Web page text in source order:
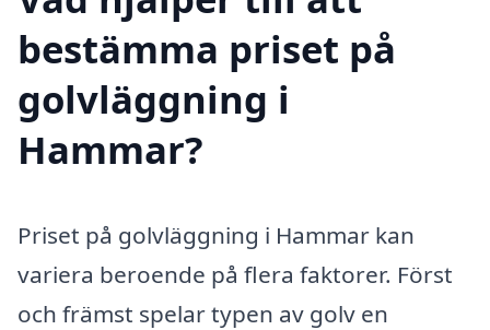
bestämma priset på
golvläggning i
Hammar?
Priset på golvläggning i Hammar kan
variera beroende på flera faktorer. Först
och främst spelar typen av golv en